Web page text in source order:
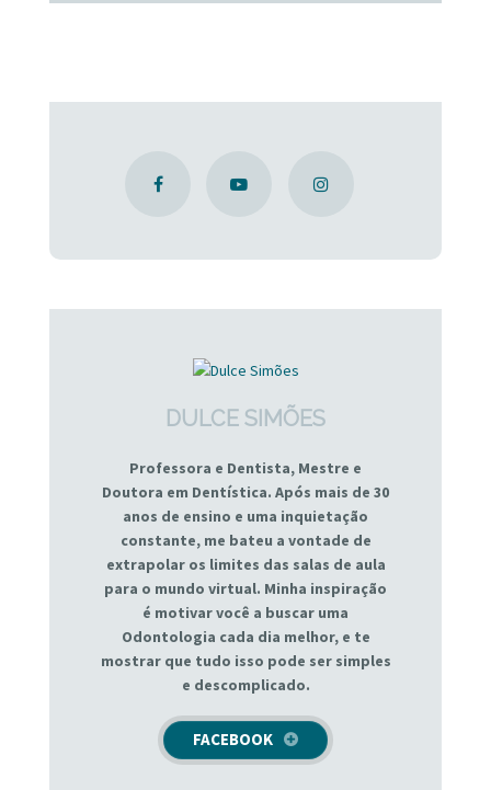
DULCE SIMÕES
Professora e Dentista, Mestre e
Doutora em Dentística. Após mais de 30
anos de ensino e uma inquietação
constante, me bateu a vontade de
extrapolar os limites das salas de aula
para o mundo virtual. Minha inspiração
é motivar você a buscar uma
Odontologia cada dia melhor, e te
mostrar que tudo isso pode ser simples
e descomplicado.
FACEBOOK